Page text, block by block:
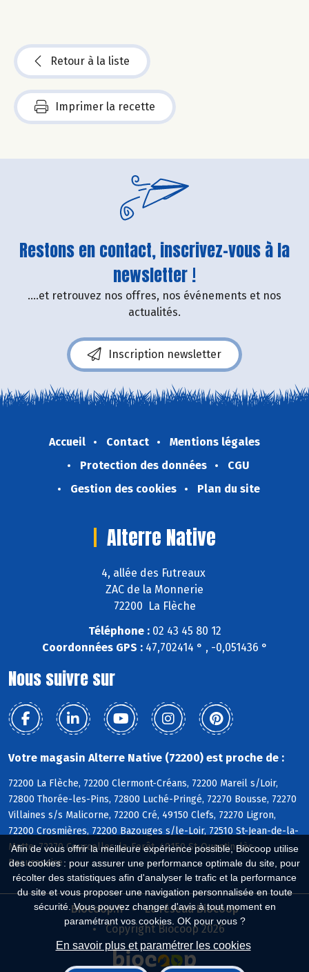
Afin de vous offrir la meilleure expérience possible, Biocoop utilise
des cookies : pour assurer une performance optimale du site, pour
récolter des statistiques afin d'analyser le trafic et la performance
du site et vous proposer une navigation personnalisée en toute
sécurité. Vous pouvez changer d'avis à tout moment en
paramétrant vos cookies. OK pour vous ?
En savoir plus et paramétrer les cookies
Retour à la liste
Imprimer la recette
Restons en contact, inscrivez-vous à la
newsletter !
....et retrouvez nos offres, nos événements et nos
actualités.
Inscription newsletter
Accueil Contact
Mentions légales
Protection des données
CGU
Gestion des cookies
Plan du site
Alterre Native
4, allée des Futreaux
ZAC de la Monnerie
72200 La Flèche
Téléphone :02 43 45 80 12
Coordonnées GPS :47,702414 ° , -0,051436 °
Nous suivre sur
Votre magasin Alterre Native (72200) est proche de :
72200 La Flèche, 72200 Clermont-Créans, 72200 Mareil s/Loir,
72800 Thorée-les-Pins, 72800 Luché-Pringé, 72270 Bousse, 72270
Villaines s/s Malicorne, 72200 Cré, 49150 Clefs, 72270 Ligron,
72200 Crosmières, 72200 Bazouges s/le-Loir, 72510 St-Jean-de-la-
Motte, 72270 Courcelles-la-Forêt, 49150 St-Quentin-lès-
Beaurepaire
Biocoop.fr
Le réseau Biocoop
Copyright Biocoop 2026